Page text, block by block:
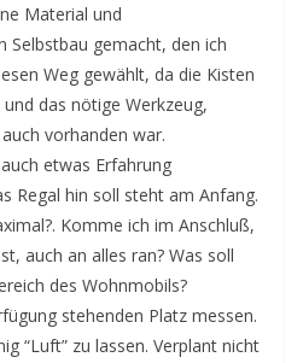
Material und
Selbstbau gemacht, den ich
Weg gewählt, da die Kisten
das nötige Werkzeug,
vorhanden war.
etwas Erfahrung
Regal hin soll steht am Anfang.
Komme ich im Anschluß,
auch an alles ran? Was soll
des Wohnmobils?
stehenden Platz messen.
“Luft” zu lassen. Verplant nicht